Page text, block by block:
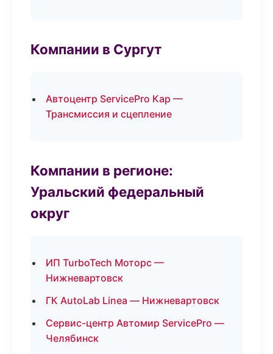
Компании в Сургут
Автоцентр ServicePro Кар —
Трансмиссия и сцепление
Компании в регионе:
Уральский федеральный
округ
ИП TurboTech Моторс —
Нижневартовск
ГК AutoLab Linea — Нижневартовск
Сервис-центр Автомир ServicePro —
Челябинск